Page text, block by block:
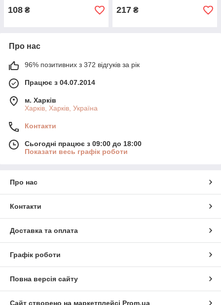
108 ₴ 217 ₴
Про нас
96% позитивних з 372 відгуків за рік
Працює з 04.07.2014
м. Харків
Харків, Харків, Україна
Контакти
Сьогодні працює з 09:00 до 18:00
Показати весь графік роботи
Про нас
Контакти
Доставка та оплата
Графік роботи
Повна версія сайту
Сайт створено на маркетплейсі Prom.ua